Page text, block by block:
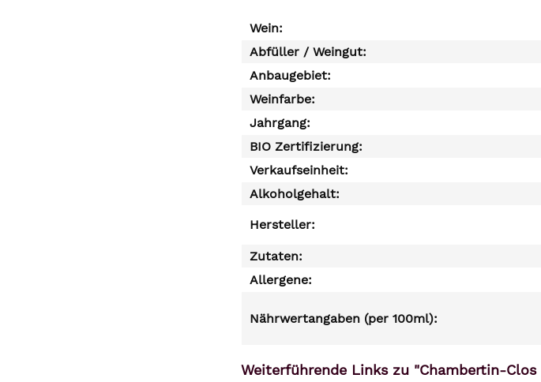
Wein:
Abfüller / Weingut:
Anbaugebiet:
Weinfarbe:
Jahrgang:
BIO Zertifizierung:
Verkaufseinheit:
Alkoholgehalt:
Hersteller:
Zutaten:
Allergene:
Nährwertangaben (per 100ml):
Weiterführende Links zu "Chambertin-Clos